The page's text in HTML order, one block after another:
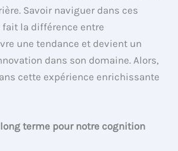
Savoir naviguer dans ces
la différence entre
une tendance et devient un
dans son domaine. Alors,
cette expérience enrichissante
terme pour notre cognition